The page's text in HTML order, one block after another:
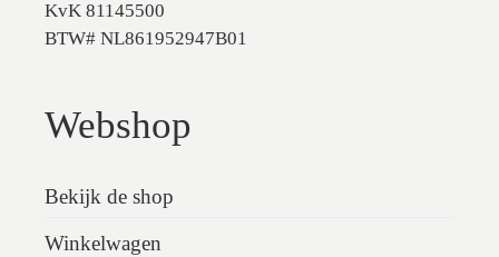
KvK 81145500
BTW# NL861952947B01
Webshop
Bekijk de shop
Winkelwagen